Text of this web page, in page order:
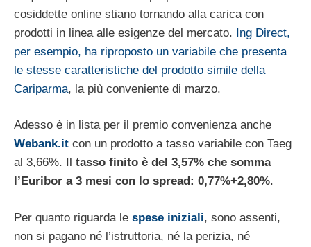
cosiddette online stiano tornando alla carica con
prodotti in linea alle esigenze del mercato. Ing Direct,
per esempio, ha riproposto un variabile che presenta
le stesse caratteristiche del prodotto simile della
Cariparma, la più conveniente di marzo.
Adesso è in lista per il premio convenienza anche
Webank.it con un prodotto a tasso variabile con Taeg
al 3,66%. Il tasso finito è del 3,57% che somma
l’Euribor a 3 mesi con lo spread: 0,77%+2,80%.
Per quanto riguarda le spese iniziali, sono assenti,
non si pagano né l’istruttoria, né la perizia, né